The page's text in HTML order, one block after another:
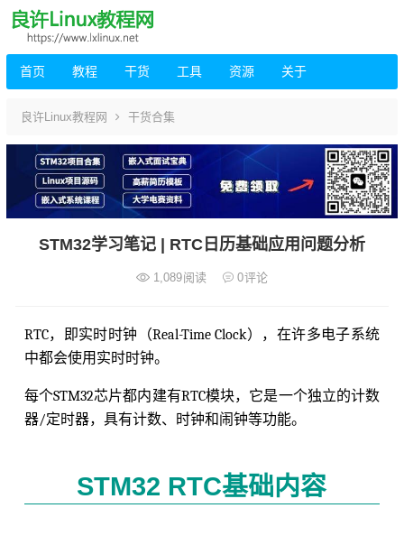
首页 教程 干货 工具 资源 关于
良许Linux教程网 干货合集
STM32学习笔记 | RTC日历基础应用问题分析
1,089阅读 0评论
RTC，即实时时钟（Real-Time Clock），在许多电子系统
中都会使用实时时钟。
每个STM32芯片都内建有RTC模块，它是一个独立的计数
器/定时器，具有计数、时钟和闹钟等功能。
STM32 RTC基础内容